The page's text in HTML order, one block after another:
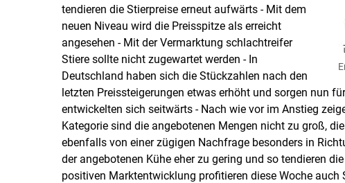
tendieren die Stierpreise erneut aufwärts - Mit dem
neuen Niveau wird die Preisspitze als erreicht
angesehen - Mit der Vermarktung schlachtreifer
Stiere sollte nicht zugewartet werden - In
Deutschland haben sich die Stückzahlen nach den
letzten Preissteigerungen etwas erhöht und sorgen nun
entwickelten sich seitwärts - Nach wie vor im Anstieg
Kategorie sind die angebotenen Mengen nicht zu groß,
ebenfalls von einer zügigen Nachfrage besonders in
der angebotenen Kühe eher zu gering und so tendieren
positiven Marktentwicklung profitieren diese Woche